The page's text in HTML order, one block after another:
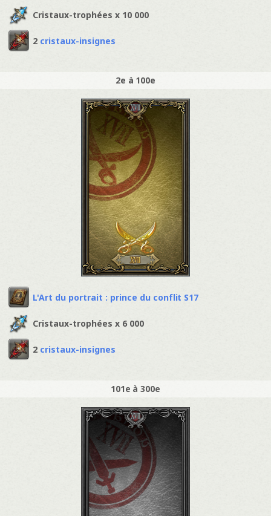
Cristaux-trophées x 10 000
2 cristaux-insignes
2e à 100e
L'Art du portrait : prince du conflit S17
Cristaux-trophées x 6 000
2 cristaux-insignes
101e à 300e